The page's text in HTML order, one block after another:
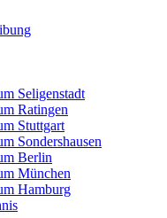
Seligenstadt
Ratingen
Stuttgart
Sondershausen
Berlin
München
Hamburg